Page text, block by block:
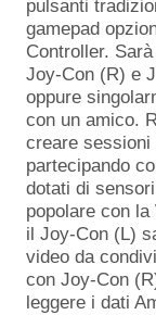
pulsanti
gamepad
Controller.
Joy-Con (R) e
oppure
con un amico.
creare sessioni
partecipando
dotati di
popolare con
il Joy-Con (L)
video da
con Joy-Con
leggere i dati